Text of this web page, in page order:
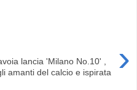
›
lancia 'Milano No.10' ,
amanti del calcio e ispirata